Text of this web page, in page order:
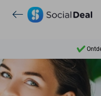
7 dagen